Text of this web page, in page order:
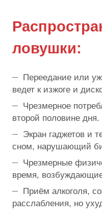
ловушки:
Переедание или
ведет к изжоге и
Чрезмерное
второй половине дня.
Экран гаджетов и
сном, нарушающий
Чрезмерные
время,
Приём алкоголя,
расслабления, но